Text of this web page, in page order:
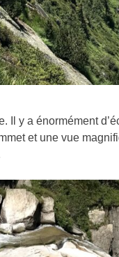
Il y a énormément
et une vue